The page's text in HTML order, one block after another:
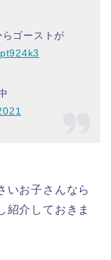
ゴーストが
いお子さんなら
紹介しておきま